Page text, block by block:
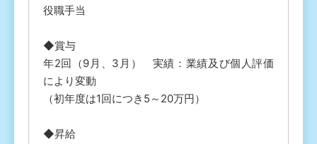
役職手当
◆賞与
年2回（9月、3月） 実績：業績及び個人評価
により変動
（初年度は1回につき5～20万円）
◆昇給